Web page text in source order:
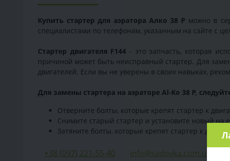
Купить cтартер для аэратора Алко 38 P можно в
специалистами по телефонам, указанным на сайте с
Стартер двигателя F144 - это запчасть, которая
причиной может быть неисправный стартер. Для
двигателей. Если вы не уверены в своих навыках,
Для замены стартера на аэраторе Al-Ko 38 P,
Отверните болты, которые крепят стартер к
Снимите старый стартер и установите новый на
Затяните болты, которые крепят стартер к
+38 (097) 221-55-40 info@sadovka.com.ua